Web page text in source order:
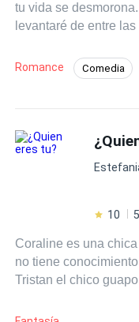
tu vida se
levantaré de entre
Romance Comedia
10
Coraline es una
no tiene
Tristan el chico
inocente como